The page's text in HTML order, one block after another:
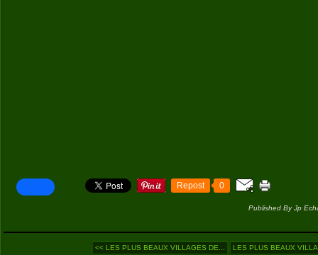
Repost 0
Published By Jp
<< LES PLUS BEAUX VILLAGES DE... LES PLUS BEAUX